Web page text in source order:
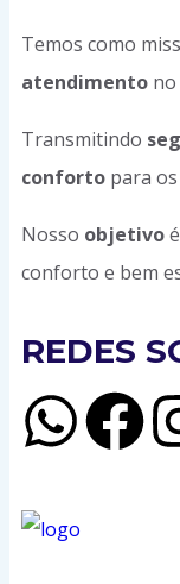
Temos como
atendimento
Transmitindo
conforto para
Nosso objetivo
conforto e bem
REDES